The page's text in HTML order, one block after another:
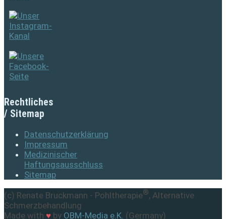
Rechtliches
/ Sitemap
Datenschutzerklärung
Impressum
Medizinischer
Haftungsausschluss
Sitemap
(c) Renate Bruckmann - Pohltherapie®, Alternative
Schmerzbehandlung
Made with ♥ by OBM-Media e.K. (Germany)